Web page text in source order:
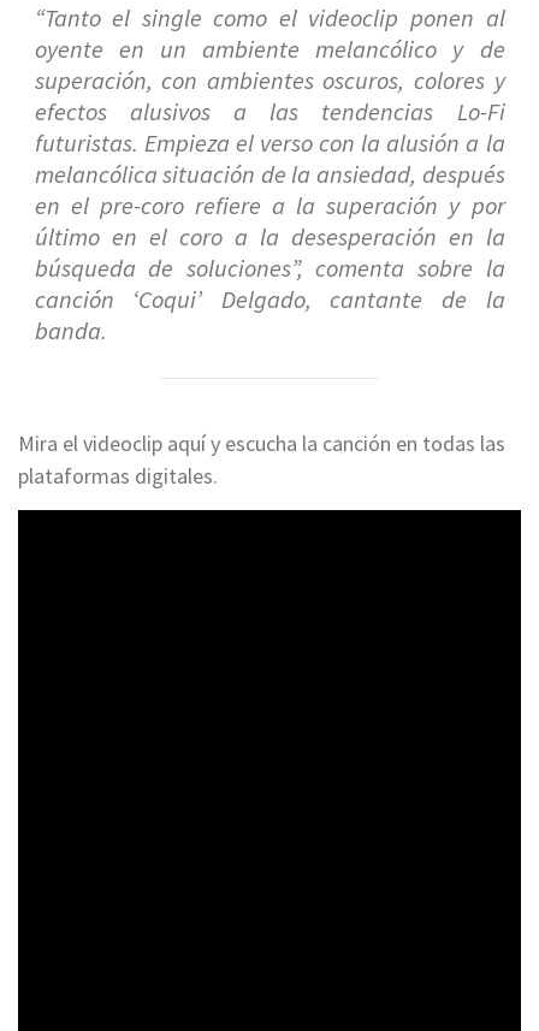
“Tanto el single como el videoclip ponen al
oyente en un ambiente melancólico y de
superación, con ambientes oscuros, colores y
efectos alusivos a las tendencias Lo-Fi
futuristas. Empieza el verso con la alusión a la
melancólica situación de la ansiedad, después
en el pre-coro refiere a la superación y por
último en el coro a la desesperación en la
búsqueda de soluciones”,comenta sobre la
canción ‘Coqui’ Delgado, cantante de la
banda.
Mira el videoclip aquí y escucha la canción en todas las
plataformas digitales.